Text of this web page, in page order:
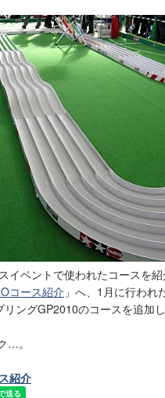
イベントで使われたコースを
コース紹介 」へ、 1月に行われ
ングGP2010のコースを追加し
…。
紹介